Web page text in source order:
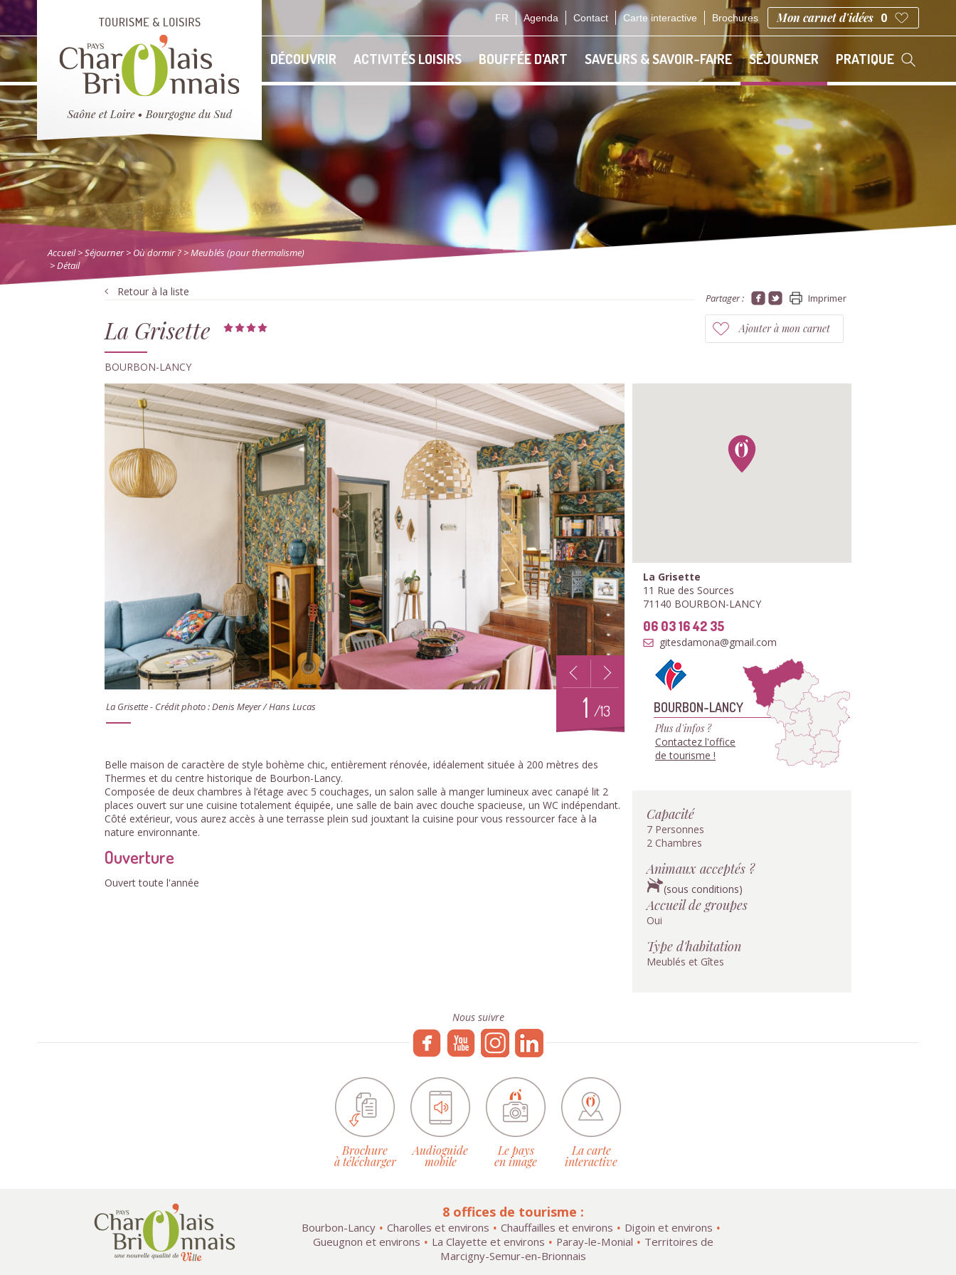
FR Agenda Contact Carte interactive Brochures Mon carnet d'idées 0
DÉCOUVRIR ACTIVITÉS LOISIRS BOUFFÉE D'ART SAVEURS & SAVOIR-FAIRE SÉJOURNER PRATIQUE
Accueil> Séjourner> Où dormir ? >Meublés (pour thermalisme)
> Détail
Retour à la liste Partager : Imprimer
La Grisette
BOURBON-LANCY
Ajouter à mon carnet
La Grisette - Crédit photo : Denis Meyer / Hans Lucas 1 /13
Belle maison de caractère de style bohème chic, entièrement rénovée, idéalement située à 200 mètres des
Thermes et du centre historique de Bourbon-Lancy.
Composée de deux chambres à l’étage avec 5 couchages, un salon salle à manger lumineux avec canapé lit 2
places ouvert sur une cuisine totalement équipée, une salle de bain avec douche spacieuse, un WC indépendant.
Côté extérieur, vous aurez accès à une terrasse plein sud jouxtant la cuisine pour vous ressourcer face à la
nature environnante.
Ouverture
Ouvert toute l'année
La Grisette
11 Rue des Sources
71140 BOURBON-LANCY
06 03 16 42 35
gitesdamona@gmail.com
BOURBON-LANCY
Plus d'infos ?
Contactez l'office
de tourisme !
Capacité
7 Personnes
2 Chambres
Animaux acceptés ?
(sous conditions)
Accueil de groupes
Oui
Type d'habitation
Meublés et Gîtes
Nous suivre
Brochure
à télécharger
Audioguide
mobile
Le pays
en image
La carte
interactive
8 offices de tourisme :
Bourbon-Lancy Charolles et environs Chauffailles et environs
Digoin et environs
Gueugnon et environs
La Clayette et environs Paray-le-Monial
Territoires de
Marcigny-Semur-en-Brionnais